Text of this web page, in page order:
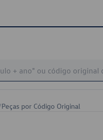
Peças por Código Original